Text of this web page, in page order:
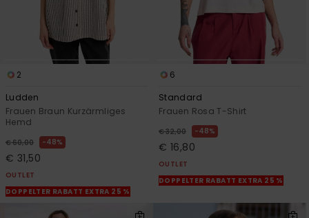
2
Ludden
Frauen Braun Kurzärmliges
Hemd
€ 60,00 48%
€ 31,50
OUTLET
DOPPELTER RABATT EXTRA 25 %
6
Standard
Frauen Rosa T-Shirt
€ 32,00 48%
€ 16,80
OUTLET
DOPPELTER RABATT EXTRA 25 %